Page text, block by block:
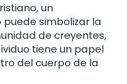
un
simbolizar la
de creyentes,
tiene un papel
del cuerpo de la